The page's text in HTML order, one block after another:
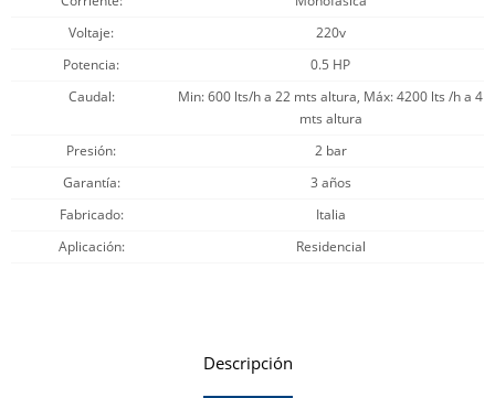
Voltaje
220v
Potencia
0.5 HP
Caudal
Min: 600 lts/h a 22 mts altura, Máx: 4200 lts /h a 4
mts altura
Presión
2 bar
Garantía
3 años
Fabricado
Italia
Aplicación
Residencial
Descripción